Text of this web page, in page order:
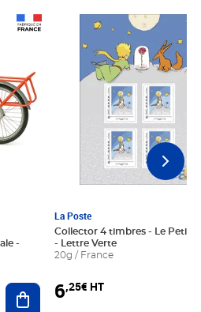
Ajouter au panier
La Poste
Collector 4 timbres - Le Petit
- Lettre Verte
20g / France
6,25€ HT
Prix 6,25€ HT